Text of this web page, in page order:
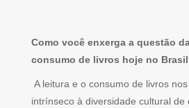
Como você enxerga a questão
consumo de livros hoje no
A leitura e o consumo de livros
intrínseco à diversidade cultural de